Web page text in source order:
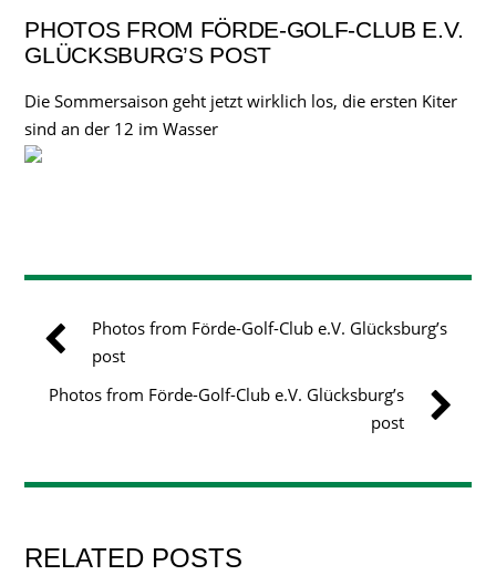
PHOTOS FROM FÖRDE-GOLF-CLUB E.V.
GLÜCKSBURG’S POST
Die Sommersaison geht jetzt wirklich los, die ersten Kiter
sind an der 12 im Wasser
Photos from Förde-Golf-Club e.V. Glücksburg’s
post
Photos from Förde-Golf-Club e.V. Glücksburg’s
post
RELATED POSTS